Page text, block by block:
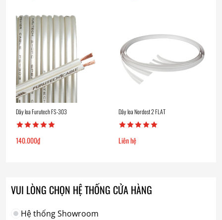
Dây loa Furutech FS-303
140.000₫
Dây loa Nordost 2 FLAT
Liên hệ
VUI LÒNG CHỌN HỆ THỐNG CỬA HÀNG
Hệ thống Showroom